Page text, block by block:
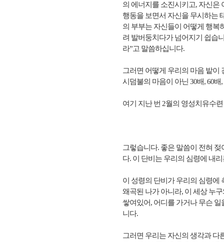
의 에너지를 소진시키고, 자신은
행동을 보면서 자신을 무시하는
의 부부는 자신들이 어떻게 행복
려 발버둥치다가 넘어지기 쉽습
라”고 말씀하십니다.
그러면 어떻게 우리의 마음 밭이
시덤불의 마음이 아닌 30배, 60
여기 지난 번 2월의 영성치유수
그렇습니다. 좋은 말씀이 전혀
다. 이 단비는 우리의 심령에 내
이 성령의 단비가 우리의 심령에
왜곡된 나가 아니라, 이 세상 누
쌓여있어, 어디를 가거나 무슨
니다.
그러면 우리는 자신의 생각과 다